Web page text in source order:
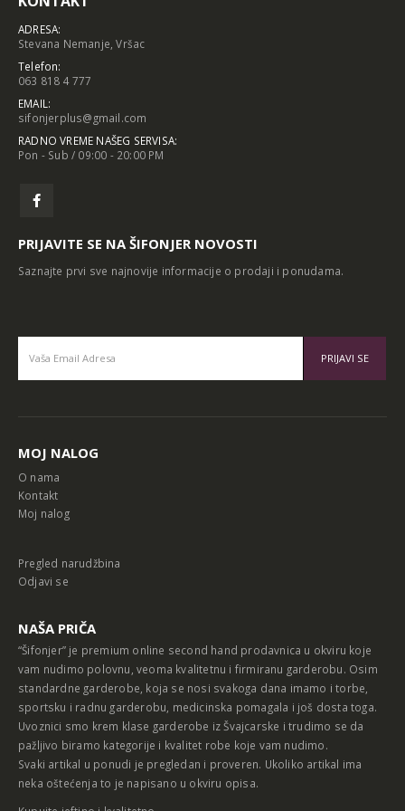
ADRESA:
Stevana Nemanje, Vršac
Telefon:
063 818 4 777
EMAIL:
sifonjerplus@gmail.com
RADNO VREME NAŠEG SERVISA:
Pon - Sub / 09:00 - 20:00 PM
PRIJAVITE SE NA ŠIFONJER NOVOSTI
Saznajte prvi sve najnovije informacije o prodaji i ponudama.
MOJ NALOG
O nama
Kontakt
Moj nalog
Pregled narudžbina
Odjavi se
NAŠA PRIČA
“Šifonjer” je premium online second hand prodavnica u okviru koje
vam nudimo polovnu, veoma kvalitetnu i firmiranu garderobu. Osim
standardne garderobe, koja se nosi svakoga dana imamo i torbe,
sportsku i radnu garderobu, medicinska pomagala i još dosta toga.
Uvoznici smo krem klase garderobe iz Švajcarske i trudimo se da
pažljivo biramo kategorije i kvalitet robe koje vam nudimo.
Svaki artikal u ponudi je pregledan i proveren. Ukoliko artikal ima
neka oštećenja to je napisano u okviru opisa.